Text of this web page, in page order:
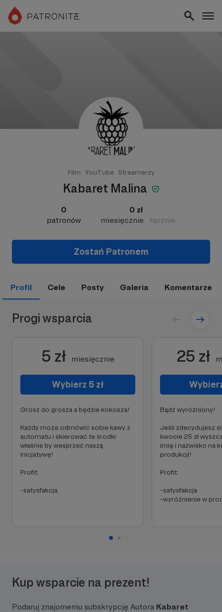
Film YouTube Streamerzy
Kabaret Malina
0
patronów
0 zł
miesięcznie
łącznie
Zostań Patronem
Profil Cele Posty Galeria Komentarze
Progi wsparcia
5 zł miesięcznie
Wybierz 5 zł
Grosz do grosza a będzie kokosza!
Każdy może odmówić sobie kawy z
automatu i skierować te środki
właśnie by wesprzeć naszą
inicjatywę!
Profit:
-satysfakcja.
25 zł
Bądź wyróżniony!
Jeśli zdecydujesz
kwocie 25 zł
imię i nazwisko na
produkcji!
Profit:
-satysfakcja
-wyróżnienie w
Kup wsparcie na prezent!
Podaruj znajomemu subskrypcję Autora Kabaret